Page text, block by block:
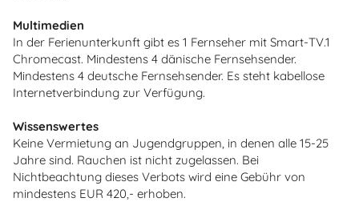
Multimedien
In der Ferienunterkunft gibt es 1 Fernseher mit Smart-TV.1
Chromecast. Mindestens 4 dänische Fernsehsender.
Mindestens 4 deutsche Fernsehsender. Es steht kabellose
Internetverbindung zur Verfügung.
Wissenswertes
Keine Vermietung an Jugendgruppen, in denen alle 15-25
Jahre sind. Rauchen ist nicht zugelassen. Bei
Nichtbeachtung dieses Verbots wird eine Gebühr von
mindestens EUR 420,- erhoben.